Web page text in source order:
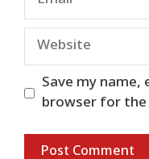
Website
Save my name,
browser for